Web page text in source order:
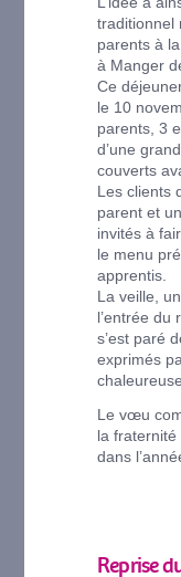
traditionnel
parents à
à Manger
Ce
le 10
parents, 3
d’une
couverts
Les clients
parent et
invités à
le menu
apprentis.
La veille,
l’entrée du
s’est paré
exprimés
Le vœu
la
dans
Reprise